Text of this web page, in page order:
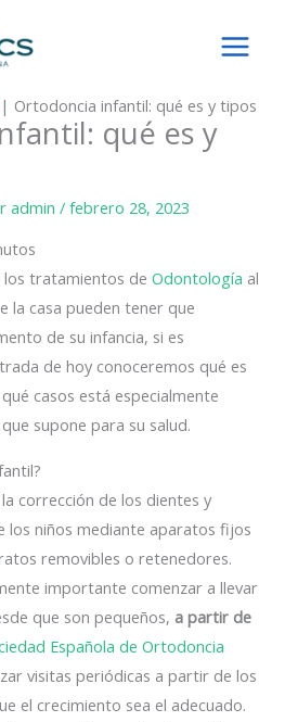
| Ortodoncia infantil: qué es y tipos
qué es y
admin/febrero 28, 2023
tratamientos de Odontología al
la casa pueden tener que
de su infancia, si es
de hoy conoceremos qué es
casos está especialmente
supone para su salud.
corrección de los dientes y
los niños mediante aparatos fijos
removibles o retenedores.
importante comenzar a llevar
que son pequeños, a partir de
Española de Ortodoncia
visitas periódicas a partir de los
el crecimiento sea el adecuado.